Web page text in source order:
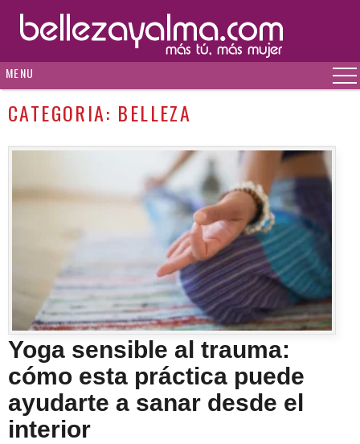
MENU
CATEGORIA: BELLEZA
Yoga sensible al trauma:
cómo esta práctica puede
ayudarte a sanar desde el
interior